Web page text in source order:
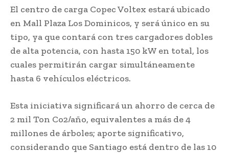
El centro de carga Copec Voltex estará ubicado
en Mall Plaza Los Dominicos, y será único en su
tipo, ya que contará con tres cargadores dobles
de alta potencia, con hasta 150 kW en total, los
cuales permitirán cargar simultáneamente
hasta 6 vehículos eléctricos.
Esta iniciativa significará un ahorro de cerca de
2 mil Ton Co2/año, equivalentes a más de 4
millones de árboles; aporte significativo,
considerando que Santiago está dentro de las 10